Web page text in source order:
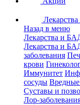
Назад в меню
Лекарства и
Лекарства и
заболевания
крови
Иммунитет
сосуды
Суставы и
Лор-